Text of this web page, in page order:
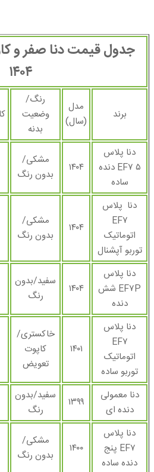
جدول قیمت دنا صفر و
۱۴۰۴
برند
مدل
(سال)
رنگ/
وضعیت
بدنه
دنا پلاس
EF۷ ۵ دنده
ساده
۱۴۰۴
مشکی/
بدون رنگ
دنا پلاس
EF۷
اتوماتیک
توربو آپشنال
۱۴۰۴
مشکی/
بدون رنگ
دنا پلاس
EF۷P شش
دنده
۱۴۰۴
سفید/بدون
رنگ
دنا پلاس
EF۷
اتوماتیک
توربو ساده
۱۴۰۱
خاکستری/
کاپوت
تعویض
دنا معمولی
دنده ای
۱۳۹۹
سفید/بدون
رنگ
دنا پلاس
EF۷ پنج
دنده ساده
۱۴۰۰
مشکی/
بدون رنگ